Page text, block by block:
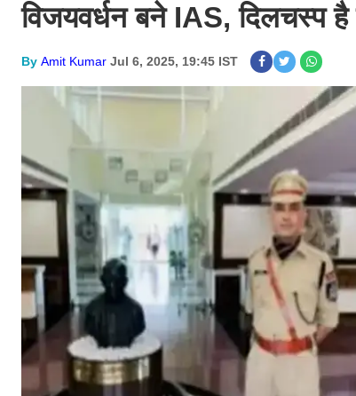
विजयवर्धन बने IAS, दिलचस्प है
By Amit Kumar Jul 6, 2025, 19:45 IST